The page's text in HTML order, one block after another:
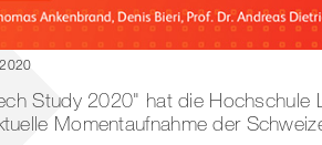
Study 2020" hat die Hochschule
Momentaufnahme der